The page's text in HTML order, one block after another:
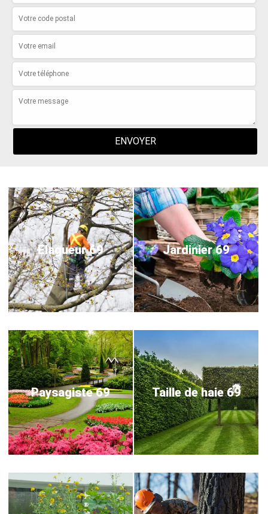
Elagueur 69 Jardinier 69
Paysagiste 69 Taille de haie 69